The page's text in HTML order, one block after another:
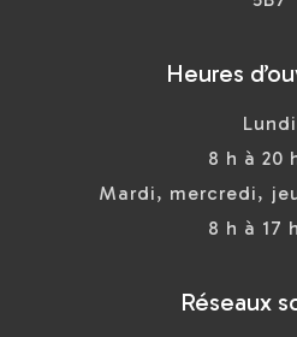
Heures
Lundi
8 h à 20
Mardi, mercredi,
8 h à 17
Réseaux